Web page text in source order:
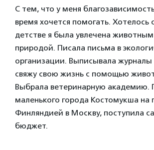
С тем, что у меня
время хочется помогать. Хотелось
детстве я была увлечена
природой. Писала письма в
организации. Выписывала
свяжу свою жизнь с помощью
Выбрала ветеринарную академию.
маленького города Костомукша на
Финляндией в Москву, поступила
бюджет.